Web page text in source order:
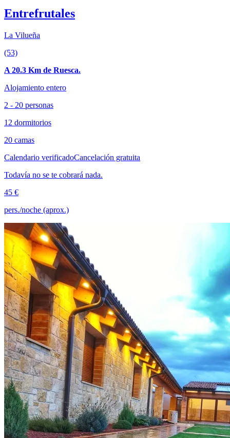
Entrefrutales
La Vilueña
(53)
A 20.3 Km de Ruesca.
Alojamiento entero
2 - 20 personas
12 dormitorios
20 camas
Calendario verificadoCancelación gratuita
Todavía no se te cobrará nada.
45 €
pers./noche (aprox.)